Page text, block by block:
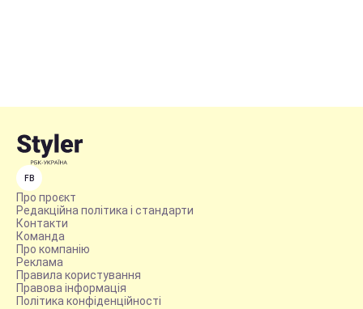
FB
Про проєкт
Редакційна політика і стандарти
Контакти
Команда
Про компанію
Реклама
Правила користування
Правова інформація
Політика конфіденційності